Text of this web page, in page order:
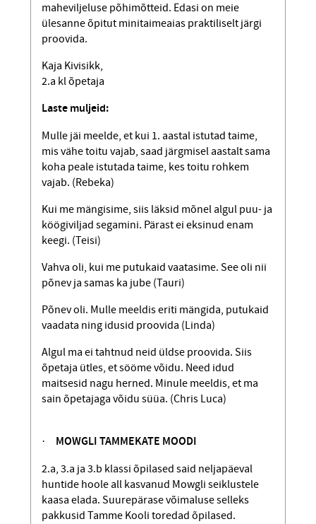
maheviljeluse põhimõtteid. Edasi on meie
ülesanne õpitut minitaimeaias praktiliselt järgi
proovida.
Kaja Kivisikk,
2.a kl õpetaja
Laste muljeid:
Mulle jäi meelde, et kui 1. aastal istutad taime,
mis vähe toitu vajab, saad järgmisel aastalt sama
koha peale istutada taime, kes toitu rohkem
vajab. (Rebeka)
Kui me mängisime, siis läksid mõnel algul puu- ja
köögiviljad segamini. Pärast ei eksinud enam
keegi. (Teisi)
Vahva oli, kui me putukaid vaatasime. See oli nii
põnev ja samas ka jube (Tauri)
Põnev oli. Mulle meeldis eriti mängida, putukaid
vaadata ning idusid proovida (Linda)
Algul ma ei tahtnud neid üldse proovida. Siis
õpetaja ütles, et sööme võidu. Need idud
maitsesid nagu herned. Minule meeldis, et ma
sain õpetajaga võidu süüa. (Chris Luca)
· MOWGLI TAMMEKATE MOODI
2.a, 3.a ja 3.b klassi õpilased said neljapäeval
huntide hoole all kasvanud Mowgli seiklustele
kaasa elada. Suurepärase võimaluse selleks
pakkusid Tamme Kooli toredad õpilased.